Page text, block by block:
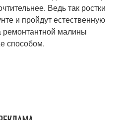
Ведь так ростки
и пройдут естественную
малины
способом.